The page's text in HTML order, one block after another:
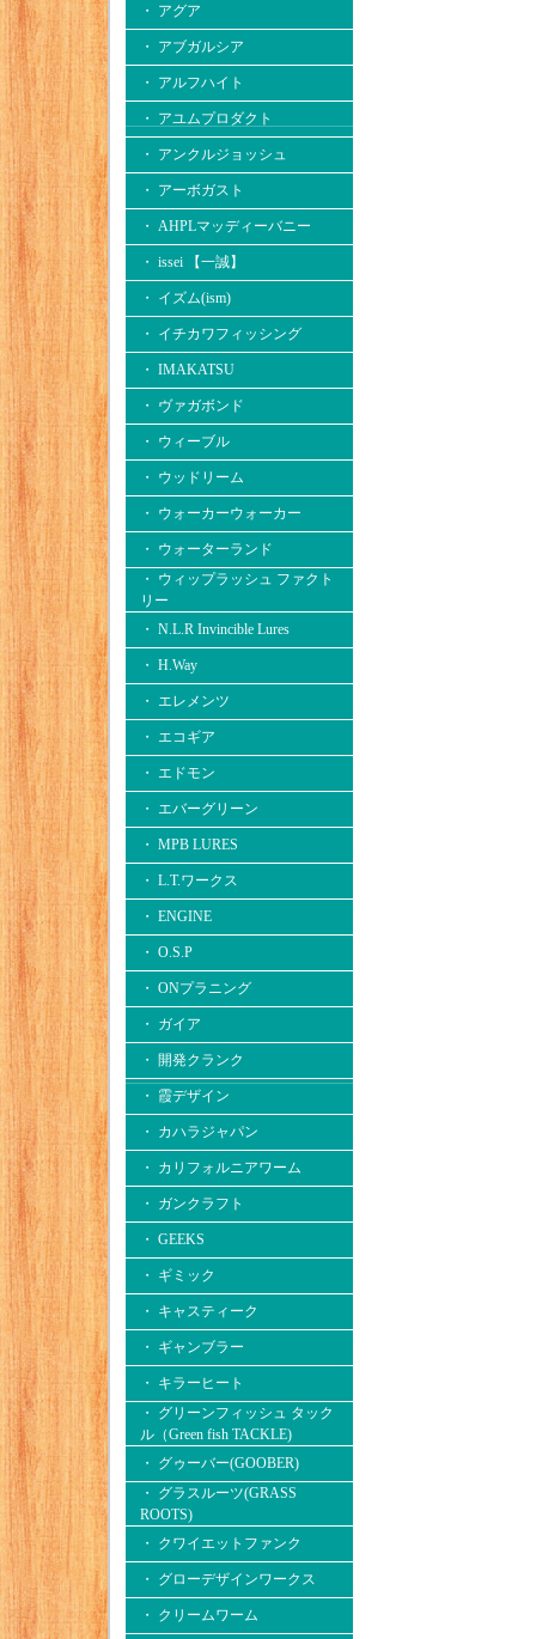
・ アグア
・ アブガルシア
・ アルフハイト
・ アユムプロダクト
・ アンクルジョッシュ
・ アーボガスト
・ AHPLマッディーバニー
・ issei 【一誠】
・ イズム(ism)
・ イチカワフィッシング
・ IMAKATSU
・ ヴァガボンド
・ ウィーブル
・ ウッドリーム
・ ウォーカーウォーカー
・ ウォーターランド
・ ウィップラッシュ ファクト
リー
・ N.L.R Invincible Lures
・ H.Way
・ エレメンツ
・ エコギア
・ エドモン
・ エバーグリーン
・ MPB LURES
・ L.T.ワークス
・ ENGINE
・ O.S.P
・ ONプラニング
・ ガイア
・ 開発クランク
・ 霞デザイン
・ カハラジャパン
・ カリフォルニアワーム
・ ガンクラフト
・ GEEKS
・ ギミック
・ キャスティーク
・ ギャンブラー
・ キラーヒート
・ グリーンフィッシュ タック
ル（Green fish TACKLE)
・ グゥーバー(GOOBER)
・ グラスルーツ(GRASS
ROOTS)
・ クワイエットファンク
・ グローデザインワークス
・ クリームワーム